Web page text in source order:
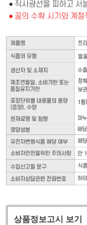
상품정보고시 보기